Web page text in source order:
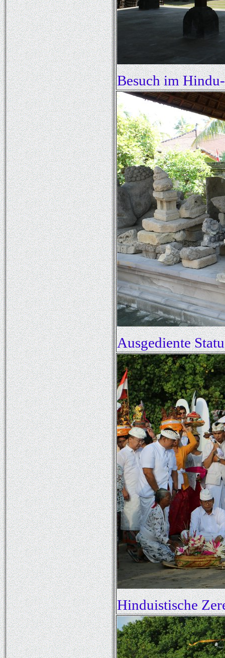
Besuch im
Ausgediente
Hinduistische